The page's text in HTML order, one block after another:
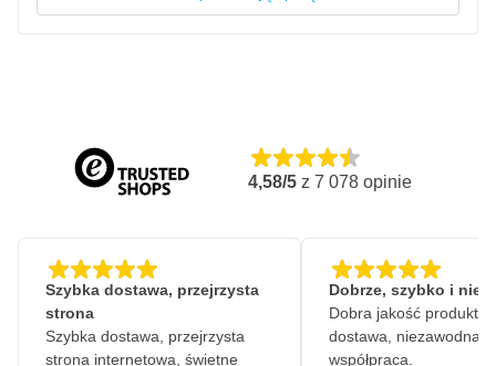
pracę
4,58/5 z 7 078 opinie
Szybka dostawa, przejrzysta
strona
Szybka dostawa, przejrzysta
strona internetowa, świetne
Dobrze, szybko i
Dobra jakość
dostawa, niezawodna
współpraca.